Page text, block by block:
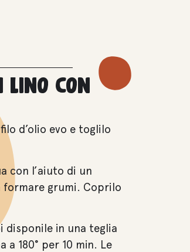
lino con
d’olio evo e toglilo
con l’aiuto di un
formare grumi. Coprilo
disponile in una teglia
180° per 10 min. Le